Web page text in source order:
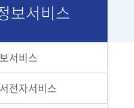
보서비스
서비스
전자서비스